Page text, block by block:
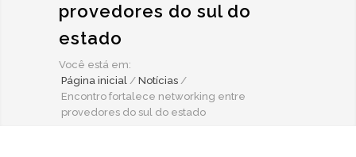
provedores do sul do
estado
Você está em:
Página inicial / Notícias /
Encontro fortalece networking entre
provedores do sul do estado